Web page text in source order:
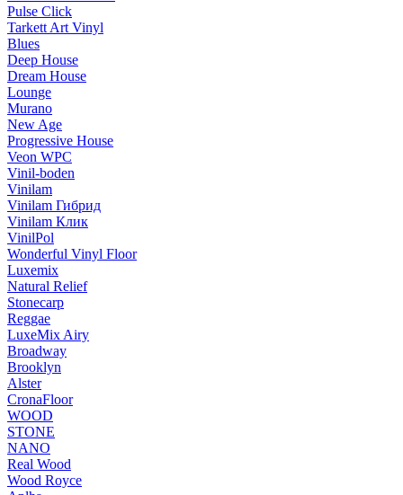
Pulse Click
Tarkett Art Vinyl
Blues
Deep House
Dream House
Lounge
Murano
New Age
Progressive House
Veon WPC
Vinil-boden
Vinilam
Vinilam Гибрид
Vinilam Клик
VinilPol
Wonderful Vinyl Floor
Luxemix
Natural Relief
Stonecarp
Reggae
LuxeMix Airy
Broadway
Brooklyn
Alster
CronaFloor
WOOD
STONE
NANO
Real Wood
Wood Royce